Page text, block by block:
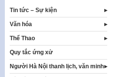
Tin tức – Sự kiện
Văn hóa
Thể Thao
Quy tắc ứng xử
Người Hà Nội thanh lịch, văn minh